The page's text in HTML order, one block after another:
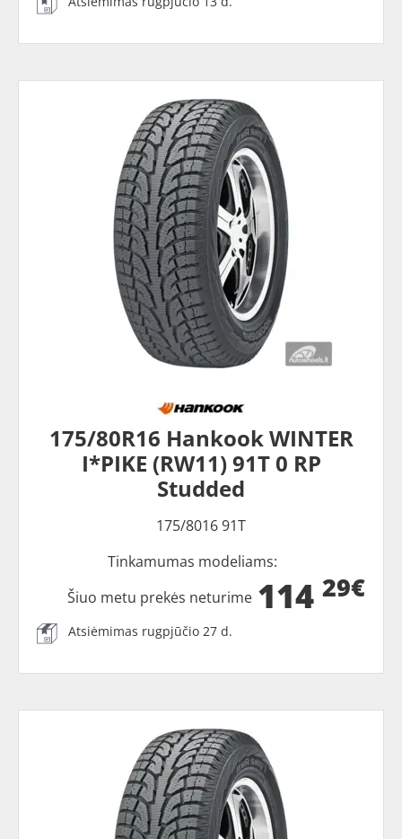
175/80R16 Hankook WINTER
I*PIKE (RW11) 91T 0 RP
Studded
175/8016 91T
Tinkamumas modeliams:
114 29€
Šiuo metu prekės neturime
Atsiėmimas rugpjūčio 27 d.